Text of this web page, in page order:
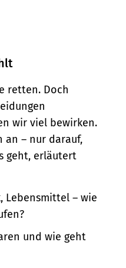
retten. Doch
wir viel bewirken.
an – nur darauf,
geht, erläutert
Lebensmittel – wie
und wie geht